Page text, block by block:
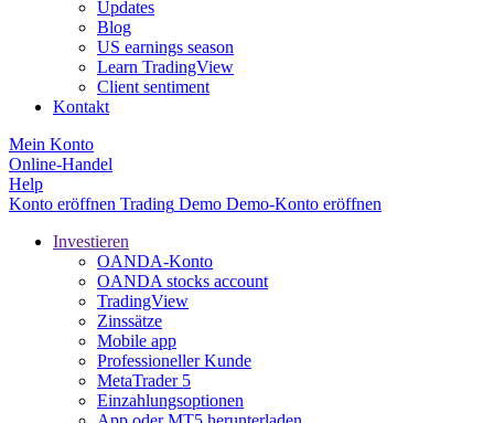
Updates
Blog
US earnings season
Learn TradingView
Client sentiment
Kontakt
Mein Konto
Online-Handel
Help
Konto eröffnen Trading Demo Demo-Konto eröffnen
Investieren
OANDA-Konto
OANDA stocks account
TradingView
Zinssätze
Mobile app
Professioneller Kunde
MetaTrader 5
Einzahlungsoptionen